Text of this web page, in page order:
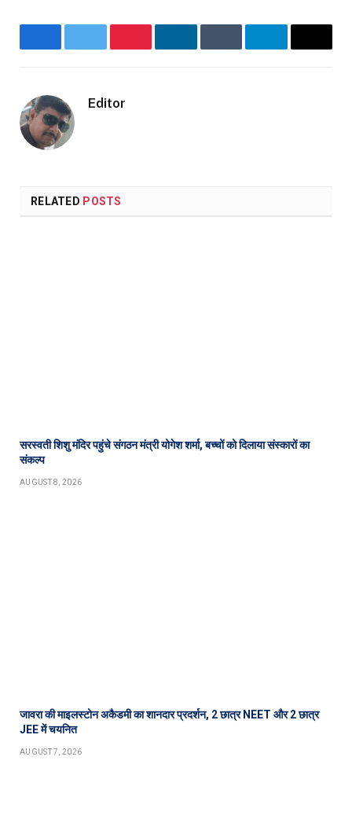
FacebookTwitterPinterestLinkedInTumblrTelegram
Email
Editor
RELATED POSTS
सरस्वती शिशु मंदिर पहुंचे संगठन मंत्री योगेश शर्मा, बच्चों को दिलाया संस्कारों का
संकल्प
AUGUST 8, 2026
जावरा की माइलस्टोन अकैडमी का शानदार प्रदर्शन, 2 छात्र NEET और 2 छात्र
JEE में चयनित
AUGUST 7, 2026